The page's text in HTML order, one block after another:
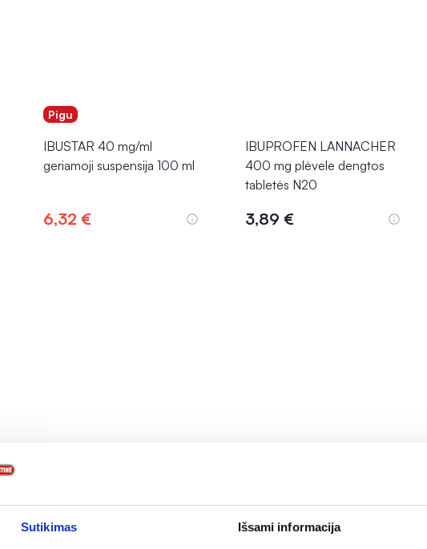
Sutikimas Išsami informacija
Pigu
IBUSTAR 40 mg/ml
geriamoji suspensija 100 ml
6,32 €
IBUPROFEN LANNACHER
400 mg plėvele dengtos
tabletės N20
3,89 €
SOLPADEINE EXPRESS
500 mg/65 mg
PARACETAMOL ZENTIVA
500 mg tabletės N20